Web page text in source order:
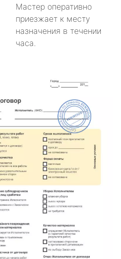
Мастер оперативно
приезжает к месту
назначения в течении
часа.